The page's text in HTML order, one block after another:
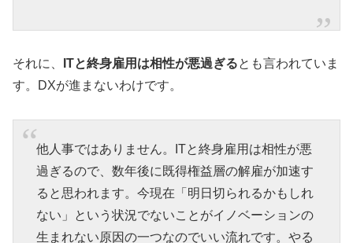
それに、 ITと終身雇用は相性が悪過ぎるとも言われていま
す。DXが進まないわけです。
他人事ではありません。ITと終身雇用は相性が悪
過ぎるので、数年後に既得権益層の解雇が加速す
ると思われます。今現在「明日切られるかもしれ
ない」という状況でないことがイノベーションの
生まれない原因の一つなのでいい流れです。やる